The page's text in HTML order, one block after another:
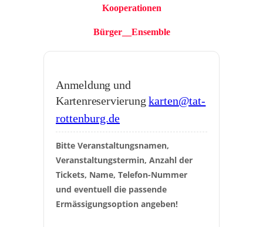
Kooperationen
Bürger__Ensemble
Anmeldung und
Kartenreservierung karten@tat-
rottenburg.de
Bitte Veranstaltungsnamen,
Veranstaltungstermin, Anzahl der
Tickets, Name, Telefon-Nummer
und eventuell die passende
Ermässigungsoption angeben!